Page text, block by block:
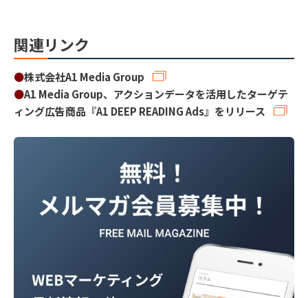
関連リンク
●株式会社A1 Media Group
●A1 Media Group、アクションデータを活用したターゲテ
ィング広告商品『A1 DEEP READING Ads』をリリース